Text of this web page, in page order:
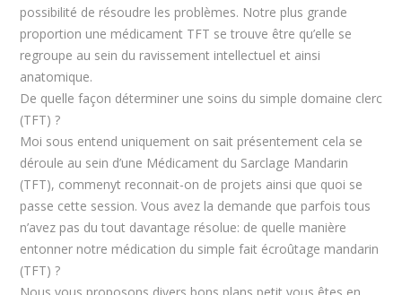
possibilité de résoudre les problèmes. Notre plus grande
proportion une médicament TFT se trouve être qu’elle se
regroupe au sein du ravissement intellectuel et ainsi
anatomique.
De quelle façon déterminer une soins du simple domaine clerc
(TFT) ?
Moi sous entend uniquement on sait présentement cela se
déroule au sein d’une Médicament du Sarclage Mandarin
(TFT), commenyt reconnait-on de projets ainsi que quoi se
passe cette session. Vous avez la demande que parfois tous
n’avez pas du tout davantage résolue: de quelle manière
entonner notre médication du simple fait écroûtage mandarin
(TFT) ?